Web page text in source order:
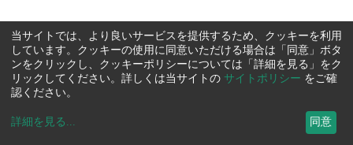
当サイトでは、より良いサービスを提供するため、クッキーを利用
しています。クッキーの使用に同意いただける場合は「同意」ボタ
ンをクリックし、クッキーポリシーについては「詳細を見る」をク
リックしてください。詳しくは当サイトの サイトポリシー をご確
認ください。
詳細を見る ... 同意